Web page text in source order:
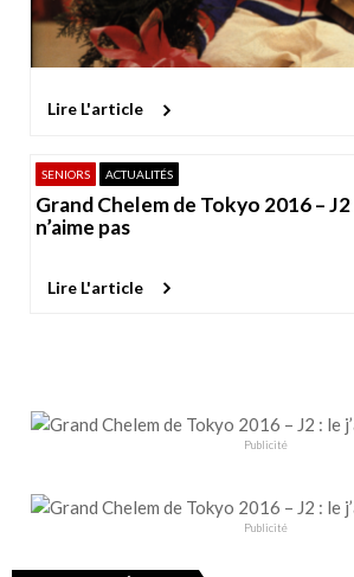
Lire L'article
SENIORS ACTUALITÉS
Grand Chelem de Tokyo 2016 – J2
n’aime pas
Lire L'article
Publicité
Publicité